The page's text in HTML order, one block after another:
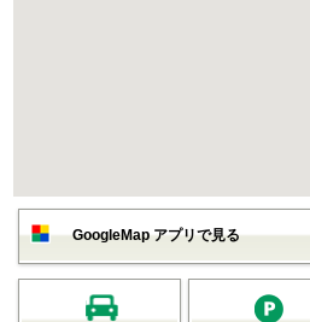
GoogleMap アプリで見る